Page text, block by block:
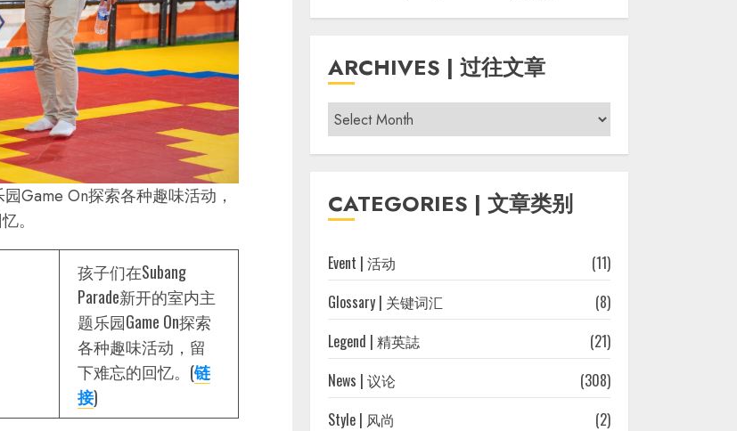
Game On探索各种趣味活动，
。
孩子们在Subang
Parade新开的室内主
题乐园Game On探索
各种趣味活动，留
下难忘的回忆。(链
接)
ARCHIVES | 过往文章
Archives
|
过
文
章
CATEGORIES | 文章类别
Event | 活动
(11)
Glossary | 关键词汇
(8)
Legend | 精英誌
(21)
News | 议论
(308)
Style | 风尚
(2)